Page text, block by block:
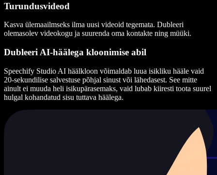
Turundusvideod
Kasva ülemaailmseks ilma uusi videoid tegemata. Dubleeri
olemasolev videokogu ja suurenda oma kontakte ning müüki.
Dubleeri AI-häälega kloonimise abil
Speechify Studio AI häälkloon võimaldab luua isikliku hääle vaid
20-sekundilise salvestuse põhjal sinust või lähedasest. See mitte
ainult ei muuda heli isikupärasemaks, vaid lubab kiiresti toota suurel
hulgal kohandatud sisu tuttava häälega.